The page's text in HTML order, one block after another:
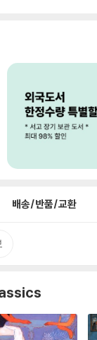
배송/반품/교환